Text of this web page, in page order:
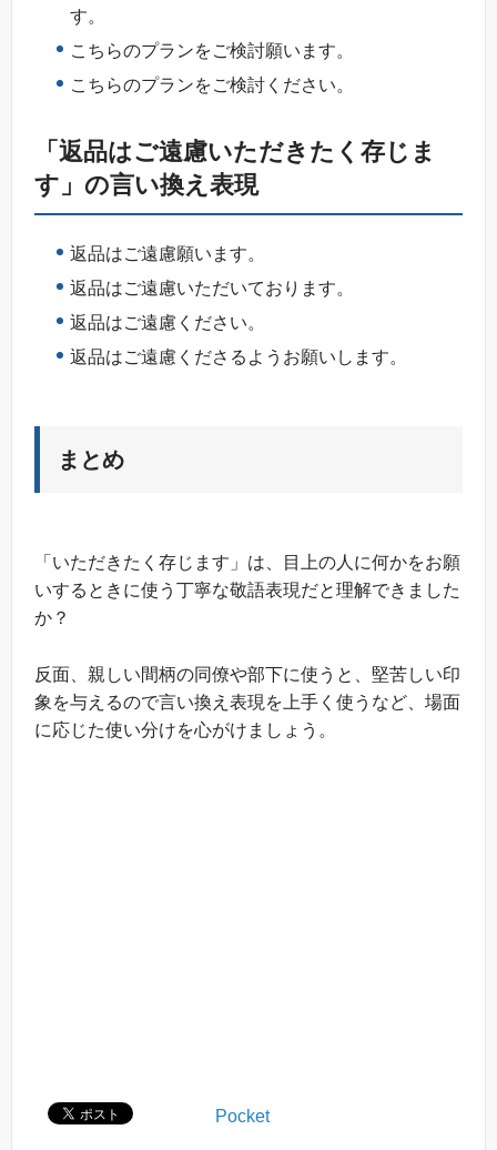
す。
こちらのプランをご検討願います。
こちらのプランをご検討ください。
「返品はご遠慮いただきたく存じま
す」の言い換え表現
返品はご遠慮願います。
返品はご遠慮いただいております。
返品はご遠慮ください。
返品はご遠慮くださるようお願いします。
まとめ
「いただきたく存じます」は、目上の人に何かをお願
いするときに使う丁寧な敬語表現だと理解できました
か？
反面、親しい間柄の同僚や部下に使うと、堅苦しい印
象を与えるので言い換え表現を上手く使うなど、場面
に応じた使い分けを心がけましょう。
Pocket